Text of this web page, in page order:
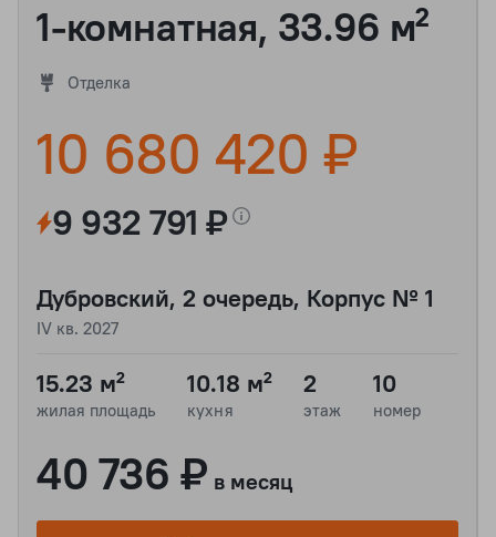
1-комнатная, 33.96 м²
Отделка
10 680 420 ₽
9 932 791 ₽
Дубровский, 2 очередь, Корпус № 1
IV кв. 2027
15.23 м²
жилая площадь
10.18 м²
кухня
2
этаж
10
номер
40 736 ₽ в месяц